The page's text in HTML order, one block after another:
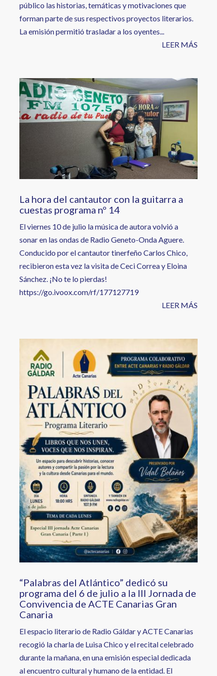
público las historias, temáticas y motivaciones que
forman parte de sus respectivos proyectos literarios.
La emisión permitió trasladar a los oyentes...
LEER MÁS
Image
La hora del cantautor con la guitarra a
cuestas programa nº 14
El viernes 10 de julio la música de autora volvió a
sonar en las ondas de Radio Geneto-Onda Aguere.
Conducido por el cantautor tinerfeño Carlos Chico,
recibieron esta vez la visita de Ceci Correa y Eloina
Sánchez. ¡No te lo pierdas!
https://go.ivoox.com/rf/177127719
LEER MÁS
“Palabras del Atlántico” dedicó su
programa del 6 de julio a la III Jornada de
Convivencia de ACTE Canarias Gran
Canaria
El espacio literario de Radio Gáldar y ACTE Canarias
recogió la charla de Luisa Chico y el recital celebrado
durante la mañana, en una emisión especial dedicada
al encuentro cultural y humano de la entidad. El